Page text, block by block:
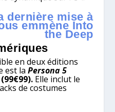
dernière mise à
emmène Into
the Deep
en deux éditions
est laPersona 5
Elle inclut le
de costumes